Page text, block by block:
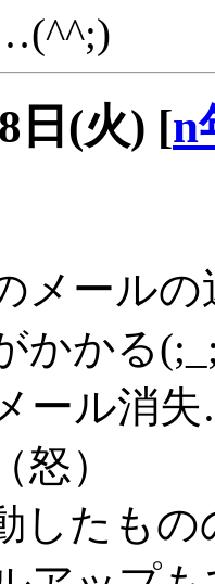
日(火) [n
メール
かかる
ール消
怒）
したもの